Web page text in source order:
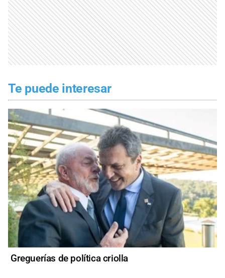
Te puede interesar
Greguerías de política criolla